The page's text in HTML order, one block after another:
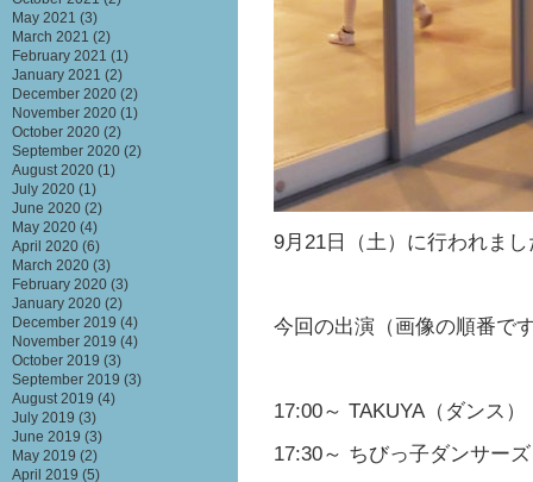
9月21日（土）に行われま
今回の出演（画像の順番で
17:00～ TAKUYA（ダンス
17:30～ ちびっ子ダンサー
May 2021 (3)
March 2021 (2)
February 2021 (1)
January 2021 (2)
December 2020 (2)
November 2020 (1)
October 2020 (2)
September 2020 (2)
August 2020 (1)
July 2020 (1)
June 2020 (2)
May 2020 (4)
April 2020 (6)
March 2020 (3)
February 2020 (3)
January 2020 (2)
December 2019 (4)
November 2019 (4)
October 2019 (3)
September 2019 (3)
August 2019 (4)
July 2019 (3)
June 2019 (3)
May 2019 (2)
April 2019 (5)